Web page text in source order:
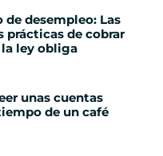
de desempleo: Las
prácticas de cobrar
ley obliga
unas cuentas
de un café